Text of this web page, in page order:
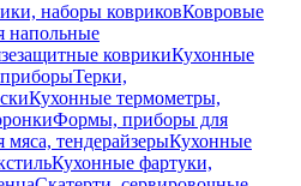
наборы ковриковКовровые
напольные
коврикиКухонные
Терки,
Кухонные термометры,
Формы, приборы для
тендерайзерыКухонные
Кухонные фартуки,